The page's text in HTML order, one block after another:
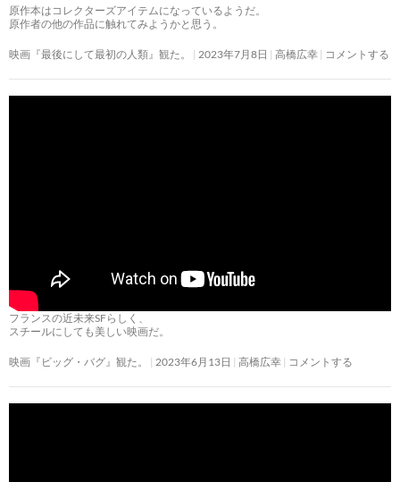
原作本はコレクターズアイテムになっているようだ。
原作者の他の作品に触れてみようかと思う。
映画『最後にして最初の人類』観た。 2023年7月8日 高橋広幸 コメントする
フランスの近未来SFらしく、
スチールにしても美しい映画だ。
映画『ビッグ・バグ』観た。 2023年6月13日 高橋広幸 コメントする